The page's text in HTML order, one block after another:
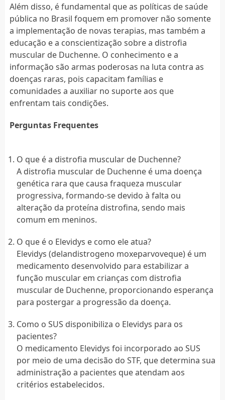
Além disso, é fundamental que as políticas de saúde
pública no Brasil foquem em promover não somente
a implementação de novas terapias, mas também a
educação e a conscientização sobre a distrofia
muscular de Duchenne. O conhecimento e a
informação são armas poderosas na luta contra as
doenças raras, pois capacitam famílias e
comunidades a auxiliar no suporte aos que
enfrentam tais condições.
Perguntas Frequentes
O que é a distrofia muscular de Duchenne?
A distrofia muscular de Duchenne é uma doença
genética rara que causa fraqueza muscular
progressiva, formando-se devido à falta ou
alteração da proteína distrofina, sendo mais
comum em meninos.
O que é o Elevidys e como ele atua?
Elevidys (delandistrogeno moxeparvoveque) é um
medicamento desenvolvido para estabilizar a
função muscular em crianças com distrofia
muscular de Duchenne, proporcionando esperança
para postergar a progressão da doença.
Como o SUS disponibiliza o Elevidys para os
pacientes?
O medicamento Elevidys foi incorporado ao SUS
por meio de uma decisão do STF, que determina sua
administração a pacientes que atendam aos
critérios estabelecidos.